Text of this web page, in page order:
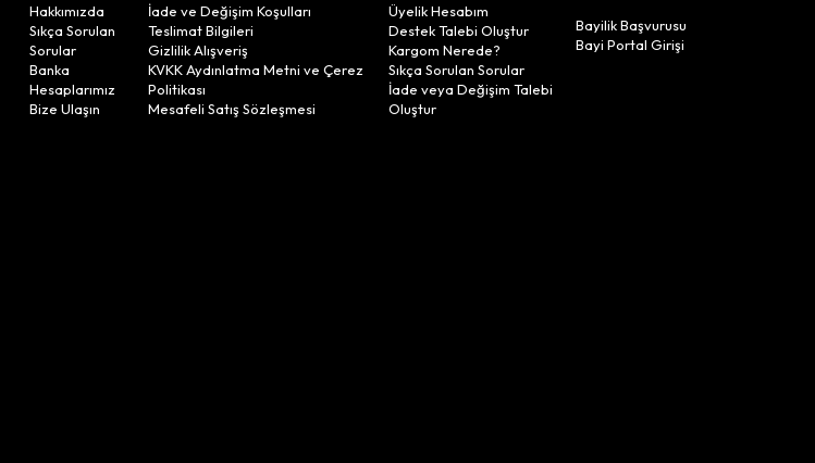
Hakkımızda
Sıkça Sorulan
Sorular
Banka
Hesaplarımız
Bize Ulaşın
İade ve Değişim Koşulları
Teslimat Bilgileri
Gizlilik Alışveriş
KVKK Aydınlatma Metni ve Çerez
Politikası
Mesafeli Satış Sözleşmesi
Üyelik Hesabım
Destek Talebi Oluştur
Kargom Nerede?
Sıkça Sorulan Sorular
İade veya Değişim Talebi
Oluştur
Bayilik Başvurusu
Bayi Portal Girişi